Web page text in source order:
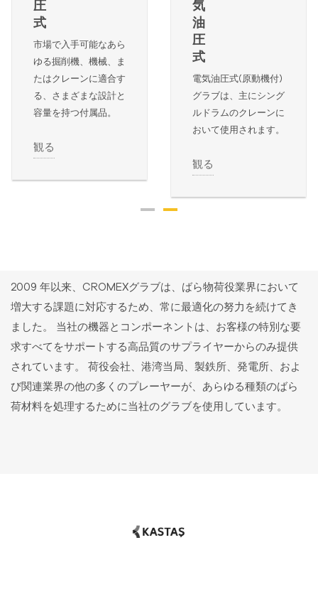
圧
式
市場で入手可能なあら
ゆる掘削機、機械、ま
たはクレーンに適合す
る、さまざまな設計と
容量を持つ付属品。
観る
気
油
圧
式
電気油圧式(原動機付)
グラブは、主にシング
ルドラムのクレーンに
おいて使用されます。
観る
2009 年以来、CROMEXグラブは、ばら物荷役業界において
増大する課題に対応するため、常に最適化の努力を続けてき
ました。 当社の機器とコンポーネントは、お客様の特別な要
求すべてをサポートする高品質のサプライヤーからのみ提供
されています。 荷役会社、港湾当局、製鉄所、発電所、およ
び関連業界の他の多くのプレーヤーが、あらゆる種類のばら
荷材料を処理するために当社のグラブを使用しています。